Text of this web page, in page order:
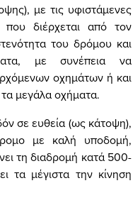
με τις υφιστάμενες
διέρχεται από τον
του δρόμου και
με συνέπεια να
οχημάτων ή και
τα μεγάλα οχήματα.
σε ευθεία (ως κάτοψη),
με καλή υποδομή,
τη διαδρομή κατά 500-
τα μέγιστα την κίνηση